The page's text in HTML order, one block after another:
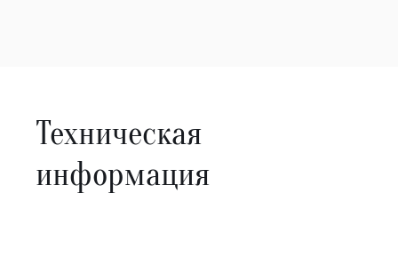
Техническая
информация